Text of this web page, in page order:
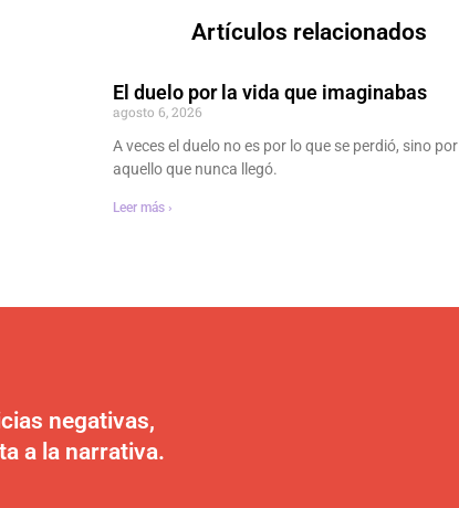
Artículos relacionados
El duelo por la vida que imaginabas
agosto 6, 2026
A veces el duelo no es por lo que se perdió, sino por
aquello que nunca llegó.
Leer más ›
negativas,
a la narrativa.